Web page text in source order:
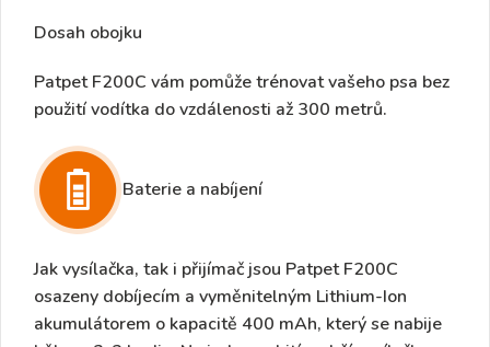
Dosah obojku
Patpet F200C vám pomůže trénovat vašeho psa bez
použití vodítka do vzdálenosti až 300 metrů.
Baterie a nabíjení
Jak vysílačka, tak i přijímač jsou Patpet F200C
osazeny dobíjecím a vyměnitelným Lithium-Ion
akumulátorem o kapacitě 400 mAh, který se nabije